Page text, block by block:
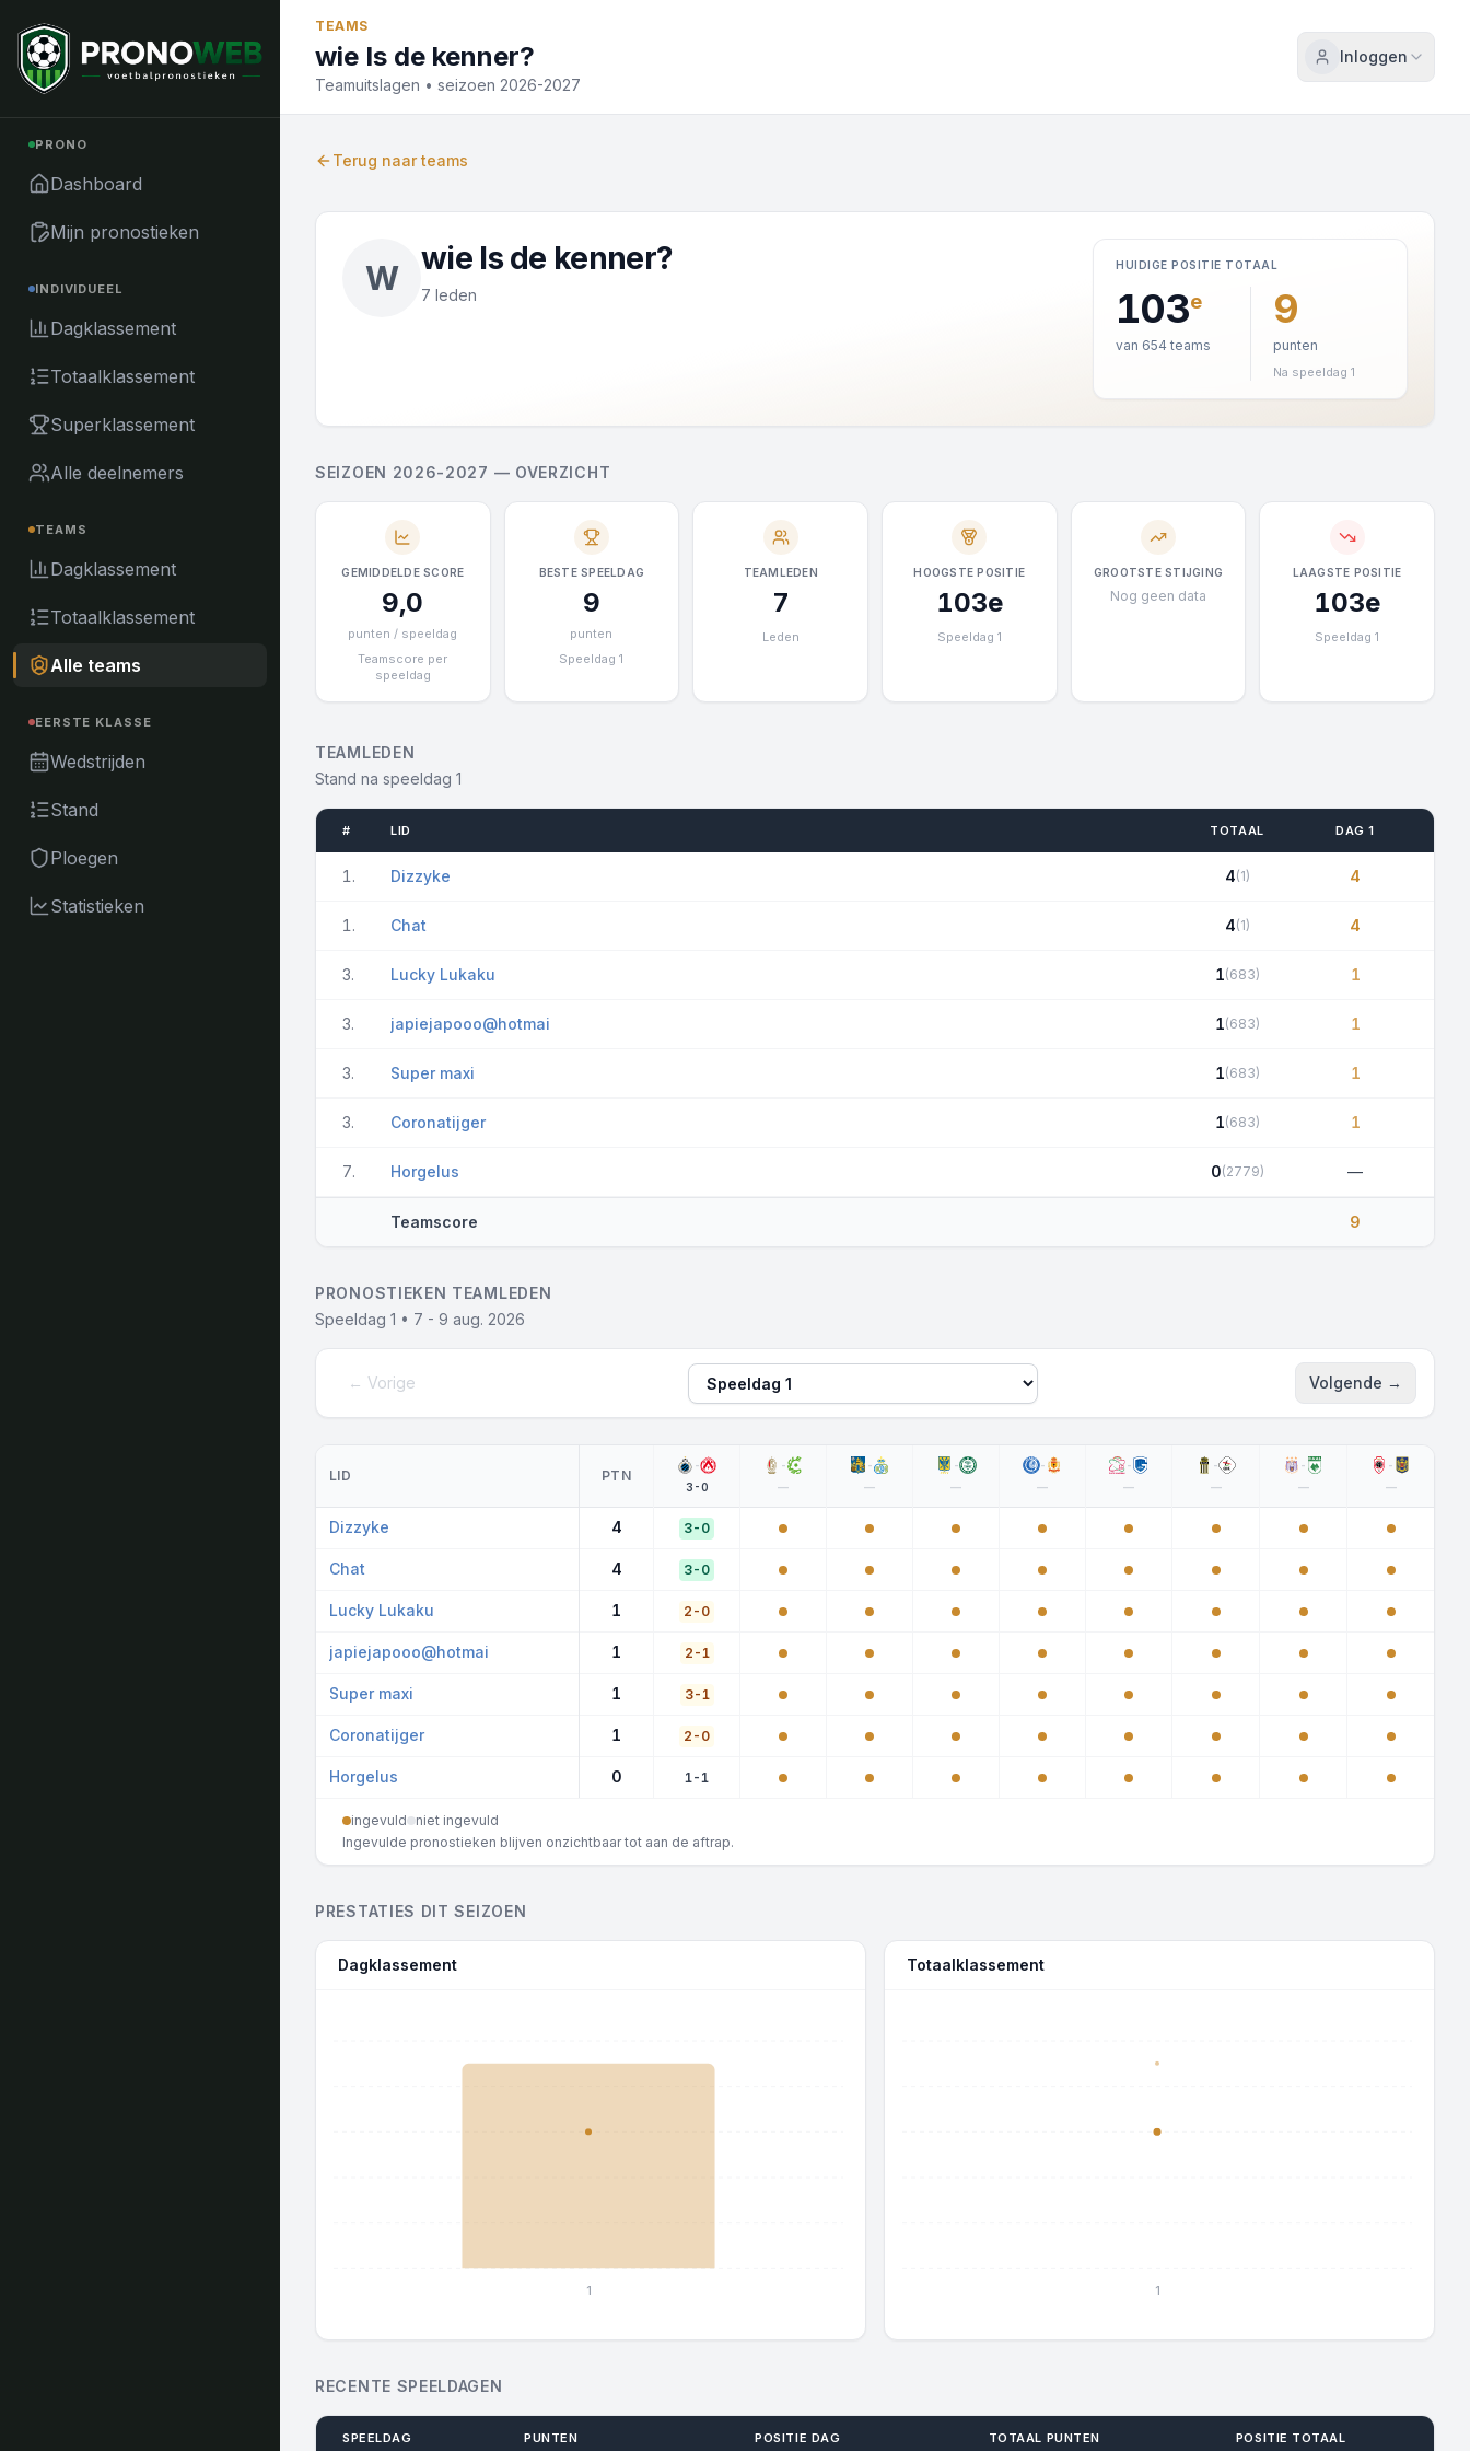
PRONO
Dashboard
Mijn pronostieken
INDIVIDUEEL
Dagklassement
Totaalklassement
Superklassement
Alle deelnemers
TEAMS
Dagklassement
Totaalklassement
Alle teams
EERSTE KLASSE
Wedstrijden
Stand
Ploegen
Statistieken
TEAMS
wie Is de kenner?
Teamuitslagen • seizoen 2026-2027
Inloggen
Terug naar teams
W wie Is de kenner?
7 leden
HUIDIGE POSITIE TOTAAL
103e
van 654 teams
9
punten
Na speeldag 1
SEIZOEN 2026-2027 — OVERZICHT
GEMIDDELDE SCORE
9,0
punten / speeldag
Teamscore per
speeldag
BESTE SPEELDAG
9
punten
Speeldag 1
TEAMLEDEN
7
Leden
HOOGSTE POSITIE
103e
Speeldag 1
GROOTSTE STIJGING
Nog geen data
LAAGSTE POSITIE
103e
Speeldag 1
TEAMLEDEN
Stand na speeldag 1
# LID TOTAAL DAG 1
1. Dizzyke 4(1) 4
1. Chat 4(1) 4
3. Lucky Lukaku 1(683) 1
3. japiejapooo@hotmai 1(683) 1
3. Super maxi 1(683) 1
3. Coronatijger 1(683) 1
7. Horgelus 0(2779) —
Teamscore 9
PRONOSTIEKEN TEAMLEDEN
Speeldag 1 • 7 - 9 aug. 2026
← Vorige Volgende →
Volgende
LID PTN
-
3-0
-
—
-
—
-
—
-
—
-
—
-
—
-
—
-
—
Dizzyke 4 3-0
Chat 4 3-0
Lucky Lukaku 1 2-0
japiejapooo@hotmai 1 2-1
Super maxi 1 3-1
Coronatijger 1 2-0
Horgelus 0 1-1
ingevuld
niet ingevuld
Ingevulde pronostieken blijven onzichtbaar tot aan de aftrap.
PRESTATIES DIT SEIZOEN
Dagklassement
1
Totaalklassement
1
RECENTE SPEELDAGEN
SPEELDAG PUNTEN POSITIE DAG TOTAAL PUNTEN POSITIE TOTAAL